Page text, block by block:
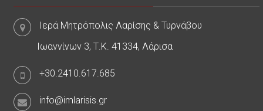
Ιερά Μητρόπολις Λαρίσης & Τυρνάβου
Ιωαννίνων 3, Τ.Κ. 41334, Λάρισα
+30.2410.617.685
info@imlarisis.gr